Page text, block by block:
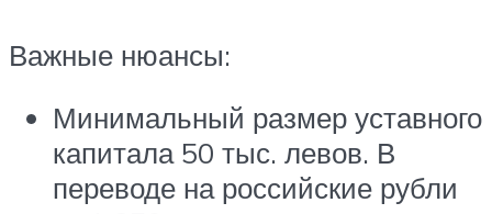
Важные нюансы:
Минимальный размер уставного
капитала 50 тыс. левов. В
переводе на российские рубли